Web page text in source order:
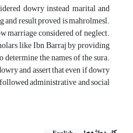
dowry instead marital and
and result proved is mahrolmesl.
marriage considered of neglect.
like Ibn Barraj by providing
the names of the sura.
and assert that even if dowry
administrative and social